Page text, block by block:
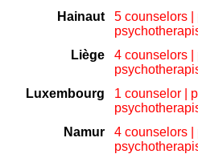
Hainaut
5 counselors |
Liège
4 counselors |
Luxembourg
1 counselor |
Namur
4 counselors |